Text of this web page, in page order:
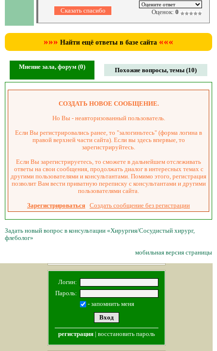
Оценок: 0
»»» Найти ещё ответы в базе сайта «««
Мнение зала, форум (0) Похожие вопросы, темы (10)
СОЗДАТЬ НОВОЕ СООБЩЕНИЕ.
Но Вы - неавторизованный пользователь.
Если Вы регистрировались ранее, то "залогиньтесь" (форма логина в
правой верхней части сайта). Если вы здесь впервые, то
зарегистрируйтесь.
Если Вы зарегистрируетесь, то сможете в дальнейшем отслеживать
ответы на свои сообщения, продолжать диалог в интересных темах с
другими пользователями и консультантами. Помимо этого, регистрация
позволит Вам вести приватную переписку с консультантами и другими
пользователями сайта.
Зарегистрироваться Создать сообщение без регистрации
Задать новый вопрос в консультации «Хирургия/Сосудистый хирург,
флеболог»
мобильная версия страницы
Логин:
Пароль:
- запомнить меня
регистрация| восстановить пароль